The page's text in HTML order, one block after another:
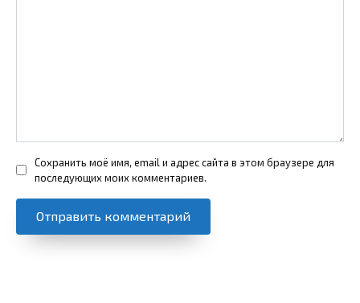
Сохранить моё имя, email и адрес сайта в этом браузере для
последующих моих комментариев.